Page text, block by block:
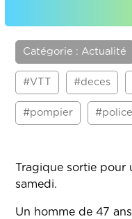
Catégorie : Actualité
#VTT #deces
#pompier #police
Tragique sortie pour
samedi.
Un homme de 47